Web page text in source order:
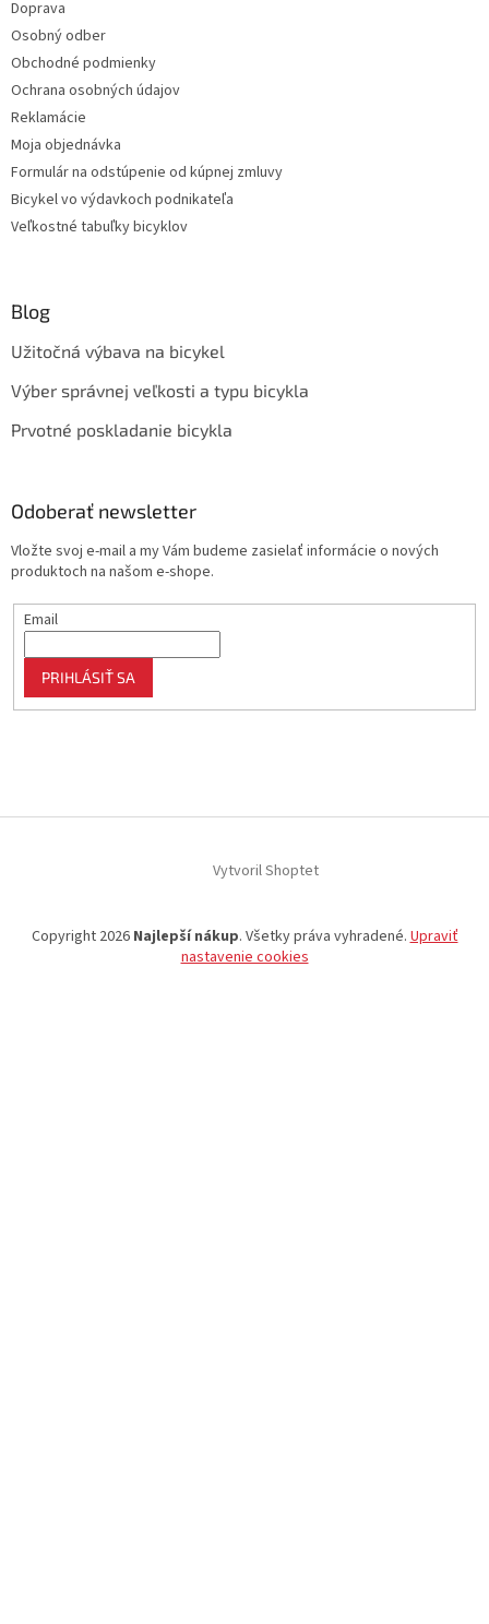
Doprava
Osobný odber
Obchodné podmienky
Ochrana osobných údajov
Reklamácie
Moja objednávka
Formulár na odstúpenie od kúpnej zmluvy
Bicykel vo výdavkoch podnikateľa
Veľkostné tabuľky bicyklov
Blog
Užitočná výbava na bicykel
Výber správnej veľkosti a typu bicykla
Prvotné poskladanie bicykla
Odoberať newsletter
Vložte svoj e-mail a my Vám budeme zasielať informácie o nových
produktoch na našom e-shope.
Email
PRIHLÁSIŤ SA
Vytvoril Shoptet
Copyright 2026 Najlepší nákup. Všetky práva vyhradené. Upraviť
nastavenie cookies